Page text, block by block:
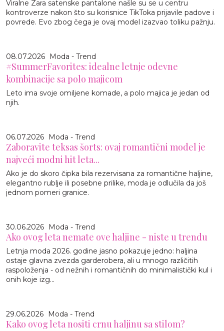
Viralne Zara satenske pantalone našle su se u centru
kontroverze nakon što su korisnice TikToka prijavile padove i
povrede. Evo zbog čega je ovaj model izazvao toliku pažnju.
08.07.2026 Moda - Trend
#SummerFavorites: idealne letnje odevne
kombinacije sa polo majicom
Leto ima svoje omiljene komade, a polo majica je jedan od
njih.
06.07.2026 Moda - Trend
Zaboravite teksas šorts: ovaj romantični model je
najveći modni hit leta...
Ako je do skoro čipka bila rezervisana za romantične haljine,
elegantno rublje ili posebne prilike, moda je odlučila da još
jednom pomeri granice.
30.06.2026 Moda - Trend
Ako ovog leta nemate ove haljine - niste u trendu
Letnja moda 2026. godine jasno pokazuje jedno: haljina
ostaje glavna zvezda garderobera, ali u mnogo različitih
raspoloženja - od nežnih i romantičnih do minimalistički kul i
onih koje izg...
29.06.2026 Moda - Trend
Kako ovog leta nositi crnu haljinu sa stilom?